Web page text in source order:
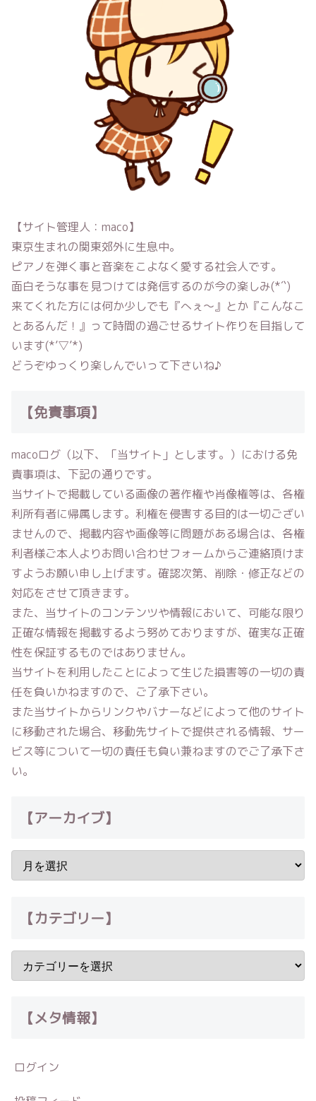
【サイト管理人：maco】
東京生まれの関東郊外に生息中。
ピアノを弾く事と音楽をこよなく愛する社会人です。
面白そうな事を見つけては発信するのが今の楽しみ(*´`)
来てくれた方には何か少しでも『へぇ〜』とか『こんなこ
とあるんだ！』って時間の過ごせるサイト作りを目指して
います(*’▽’*)
どうぞゆっくり楽しんでいって下さいね♪
【免責事項】
macoログ （以下、「当サイト」とします。）における免
責事項は、下記の通りです。
当サイトで掲載している画像の著作権や肖像権等は、各権
利所有者に帰属します。利権を侵害する目的は一切ござい
ませんので、掲載内容や画像等に問題がある場合は、各権
利者様ご本人よりお問い合わせフォームからご連絡頂けま
すようお願い申し上げます。確認次第、削除・修正などの
対応をさせて頂きます。
また、当サイトのコンテンツや情報において、可能な限り
正確な情報を掲載するよう努めておりますが、確実な正確
性を保証するものではありません。
当サイトを利用したことによって生じた損害等の一切の責
任を負いかねますので、ご了承下さい。
また当サイトからリンクやバナーなどによって他のサイト
に移動された場合、移動先サイトで提供される情報、サー
ビス等について一切の責任も負い兼ねますのでご了承下さ
い。
【アーカイブ】
【カテゴリー】
【メタ情報】
ログイン